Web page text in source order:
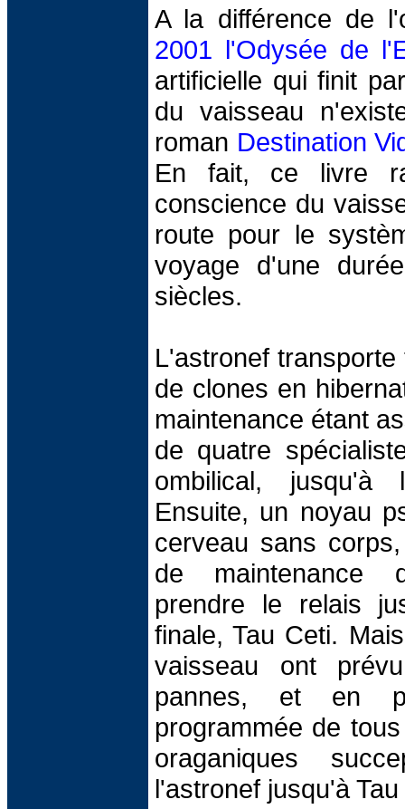
A la différence de
2001 l'Odysée de
artificielle qui finit
du vaisseau
roman Destination
En fait, ce livre
conscience du
route pour le
voyage d'une
siècles.
L'astronef
de clones en
maintenance étant
de quatre
ombilical, jusqu'à
Ensuite, un noyau
cerveau sans
de maintenance
prendre le relais
finale, Tau Ceti.
vaisseau ont
pannes, et en
programmée de
oraganiques
l'astronef jusqu'à